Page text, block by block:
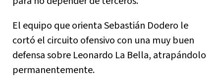
El equipo que orienta Sebastián Dodero le
cortó el circuito ofensivo con una muy buen
defensa sobre Leonardo La Bella, atrapándolo
permanentemente.